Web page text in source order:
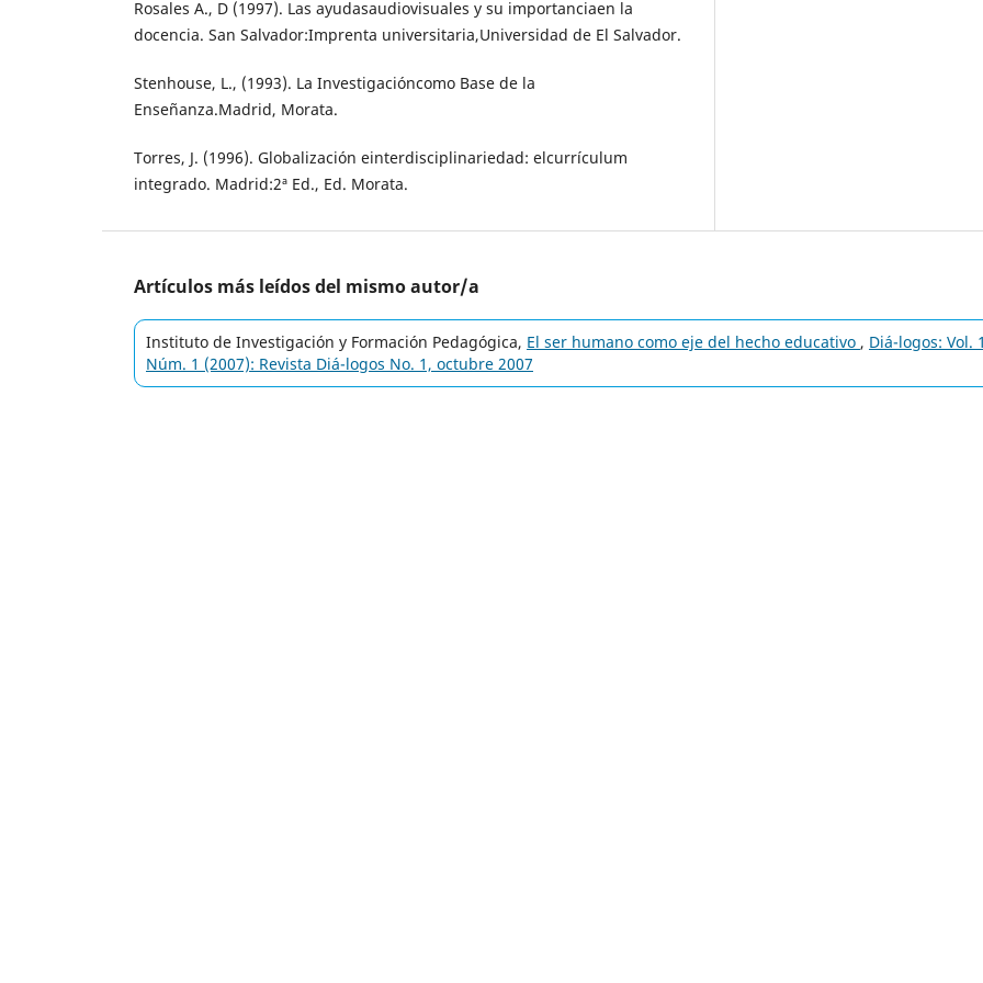
Rosales A., D (1997). Las ayudasaudiovisuales y su importanciaen la
docencia. San Salvador:Imprenta universitaria,Universidad de El Salvador.
Stenhouse, L., (1993). La Investigacióncomo Base de la
Enseñanza.Madrid, Morata.
Torres, J. (1996). Globalización einterdisciplinariedad: elcurrículum
integrado. Madrid:2ª Ed., Ed. Morata.
Artículos más leídos del mismo autor/a
Instituto de Investigación y Formación Pedagógica, El ser humano como eje del hecho educativo , Diá-logos: Vol.
Núm. 1 (2007): Revista Diá-logos No. 1, octubre 2007